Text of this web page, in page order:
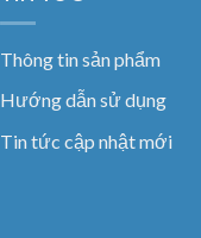
Thông tin sản phẩm
Hướng dẫn sử dụng
Tin tức cập nhật mới